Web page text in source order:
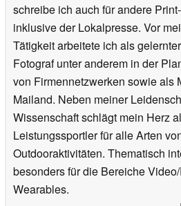
schreibe ich auch für andere
inklusive der Lokalpresse. Vor
Tätigkeit arbeitete ich als
Fotograf unter anderem in der
von Firmennetzwerken sowie als
Mailand. Neben meiner
Wissenschaft schlägt mein Herz
Leistungssportler für alle Arten
Outdooraktivitäten. Thematisch
besonders für die Bereiche
Wearables.